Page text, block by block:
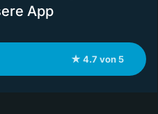
App
★ 4.7 von 5